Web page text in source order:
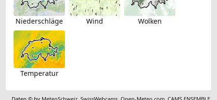
Niederschläge Wind Wolken
Temperatur